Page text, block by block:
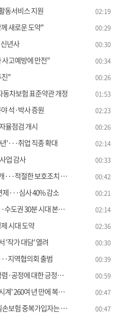
동서비스 지원 02:19
새로운 도약" 00:29
년사 00:30
사고예방에 만전" 00:34
진" 00:26
차보험 표준약관 개정 01:53
석·박사 증원 02:23
율점검 개시 00:26
'···취업 직종 확대 02:14
업 감사 00:33
적절한 보호조치 확인 00:42
제···심사 40% 감소 00:21
권 30분 시대 본격화 02:14
시대 도약 02:36
'작가 대담' 열려 00:30
지역협의회 출범 00:39
대한 긍정적 인식 확산돼” 00:59
여 년 만에 복원 성공 00:47
지하여 보험료 부담을 경감할 수 있습니다. 00:47